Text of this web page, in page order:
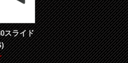
スライド